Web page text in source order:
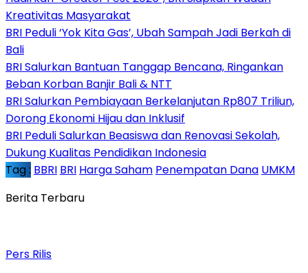
Kreativitas Masyarakat
BRI Peduli ‘Yok Kita Gas’, Ubah Sampah Jadi Berkah di
Bali
BRI Salurkan Bantuan Tanggap Bencana, Ringankan
Beban Korban Banjir Bali & NTT
BRI Salurkan Pembiayaan Berkelanjutan Rp807 Triliun,
Dorong Ekonomi Hijau dan Inklusif
BRI Peduli Salurkan Beasiswa dan Renovasi Sekolah,
Dukung Kualitas Pendidikan Indonesia
Tag : BBRI BRI Harga Saham Penempatan Dana UMKM
Berita Terbaru
Pers Rilis